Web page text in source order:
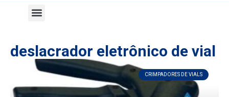
deslacrador eletrônico de vial
CRIMPADORES DE VIALS